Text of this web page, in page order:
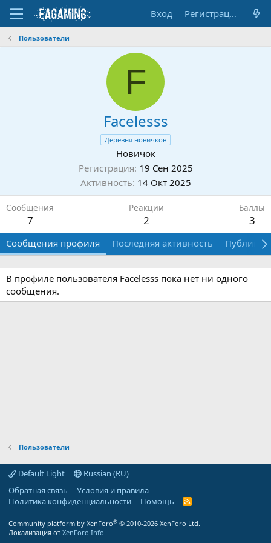
Вход Регистрация
Пользователи
F
Facelesss
Деревня новичков
Новичок
Регистрация 19 Сен 2025
Активность 14 Окт 2025
Сообщения
7
Реакции
2
Баллы
3
Сообщения профиля Последняя активность
В профиле пользователя Facelesss пока нет ни одного
сообщения.
Пользователи
Default Light
Russian (RU)
Обратная связь
Условия и правила
Политика конфиденциальности
Помощь
R
Community platform by XenForo® © 2010-2026 XenForo Ltd.
Локализация от XenForo.Info